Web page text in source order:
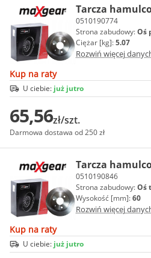
Tarcza
0510190774
Strona zabudowy:Oś
Ciężar [kg]:5.07
Rozwiń więcej
Kup na raty
U ciebie: już jutro
65,56zł/szt.
Darmowa dostawa od 250 zł
Tarcza
0510190846
Strona zabudowy:Oś
Wysokość [mm]:60
Rozwiń więcej
Kup na raty
U ciebie: już jutro